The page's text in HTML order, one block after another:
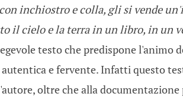
inchiostro e colla, gli si vende
il cielo e la terra in un libro, in un
testo che predispone l'animo
e fervente. Infatti questo
oltre che alla